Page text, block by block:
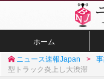
ホーム
ニュース速報Japan
型トラック炎上し大渋滞